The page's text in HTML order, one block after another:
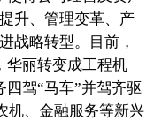
升、管理变革、产
战略转型。目前，
华丽转变成工程机
驾“马车”并驾齐驱
机、金融服务等新兴